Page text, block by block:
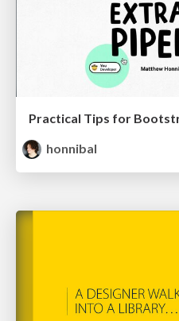
honnibal